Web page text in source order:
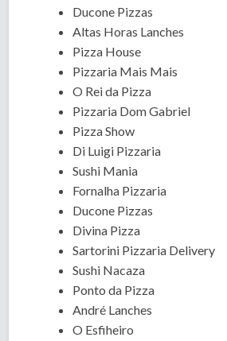
Ducone Pizzas
Altas Horas Lanches
Pizza House
Pizzaria Mais Mais
O Rei da Pizza
Pizzaria Dom Gabriel
Pizza Show
Di Luigi Pizzaria
Sushi Mania
Fornalha Pizzaria
Ducone Pizzas
Divina Pizza
Sartorini Pizzaria Delivery
Sushi Nacaza
Ponto da Pizza
André Lanches
O Esfiheiro